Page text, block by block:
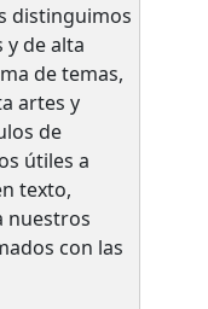
distinguimos
de alta
de temas,
artes y
de
útiles a
texto,
nuestros
con las